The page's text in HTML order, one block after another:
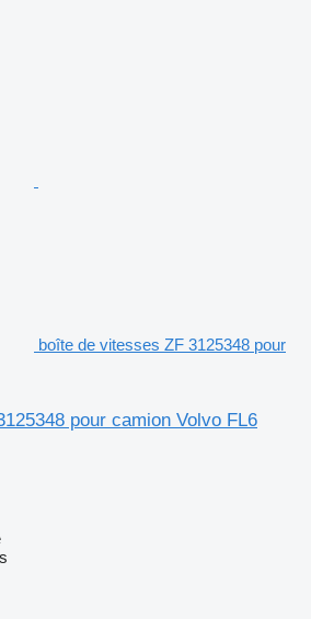
boîte de vitesses ZF 3125348 pour
pour camion Volvo FL6